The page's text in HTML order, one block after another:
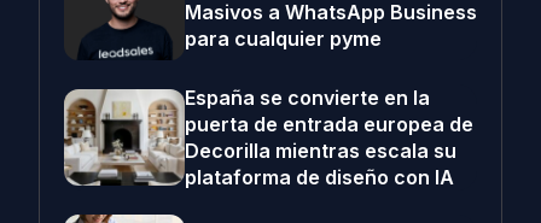
Masivos a WhatsApp Business
para cualquier pyme
España se convierte en la
puerta de entrada europea de
Decorilla mientras escala su
plataforma de diseño con IA